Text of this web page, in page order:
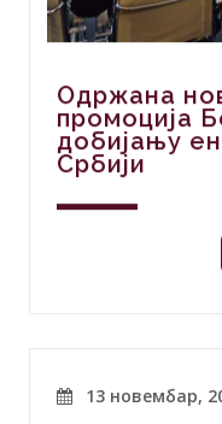
Одржана
промоција
добијању
Србији
13 новембар,